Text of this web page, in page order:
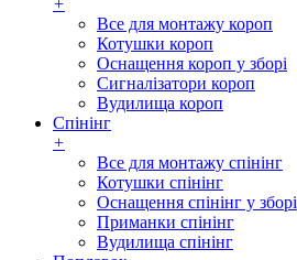
+
Все для монтажу короп
Котушки короп
Оснащення короп у зборі
Сигналізатори короп
Вудилища короп
Спінінг
+
Все для монтажу спінінг
Котушки спінінг
Оснащення спінінг у зборі
Приманки спінінг
Вудилища спінінг